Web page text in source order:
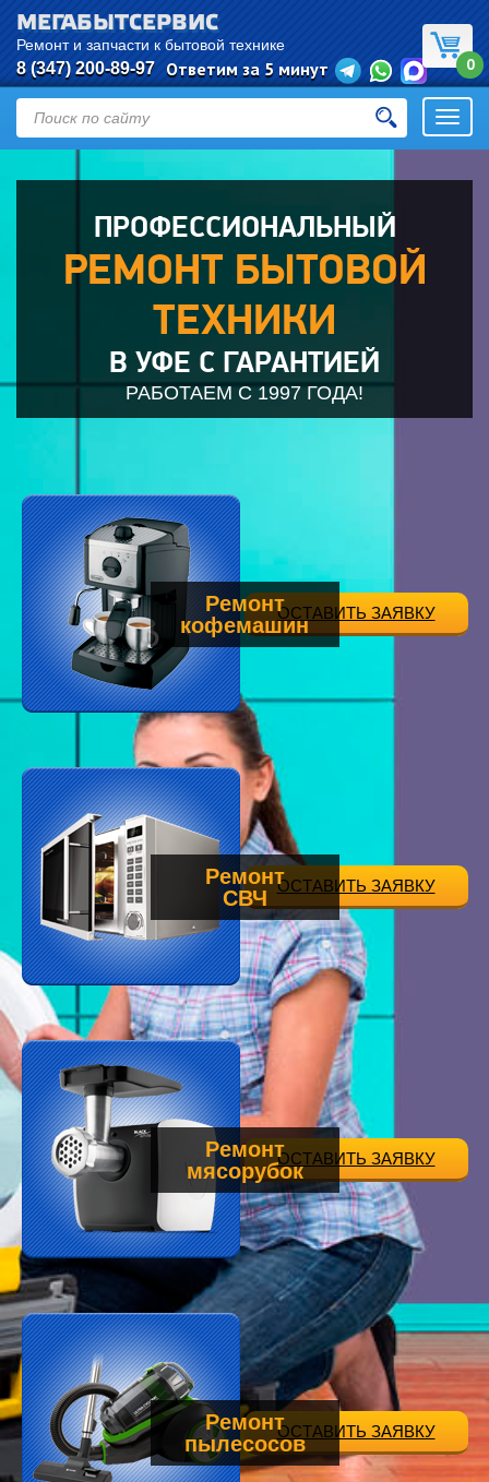
МЕГАБЫТСЕРВИС
Ремонт и запчасти к бытовой технике
8 (347) 200-89-97 Ответим за 5 минут 0
ПРОФЕССИОНАЛЬНЫЙ
РЕМОНТ БЫТОВОЙ
ТЕХНИКИ
В УФЕ С ГАРАНТИЕЙ
РАБОТАЕМ С 1997 ГОДА!
Ремонт
кофемашин
ОСТАВИТЬ ЗАЯВКУ
Ремонт
СВЧ
ОСТАВИТЬ ЗАЯВКУ
Ремонт
мясорубок
ОСТАВИТЬ ЗАЯВКУ
Ремонт
пылесосов
ОСТАВИТЬ ЗАЯВКУ
Евгенийоставил(а) заявку:Ремонт
холодильников
Уфа